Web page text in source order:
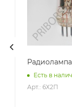
Есть в
Арт.: 6Х2П